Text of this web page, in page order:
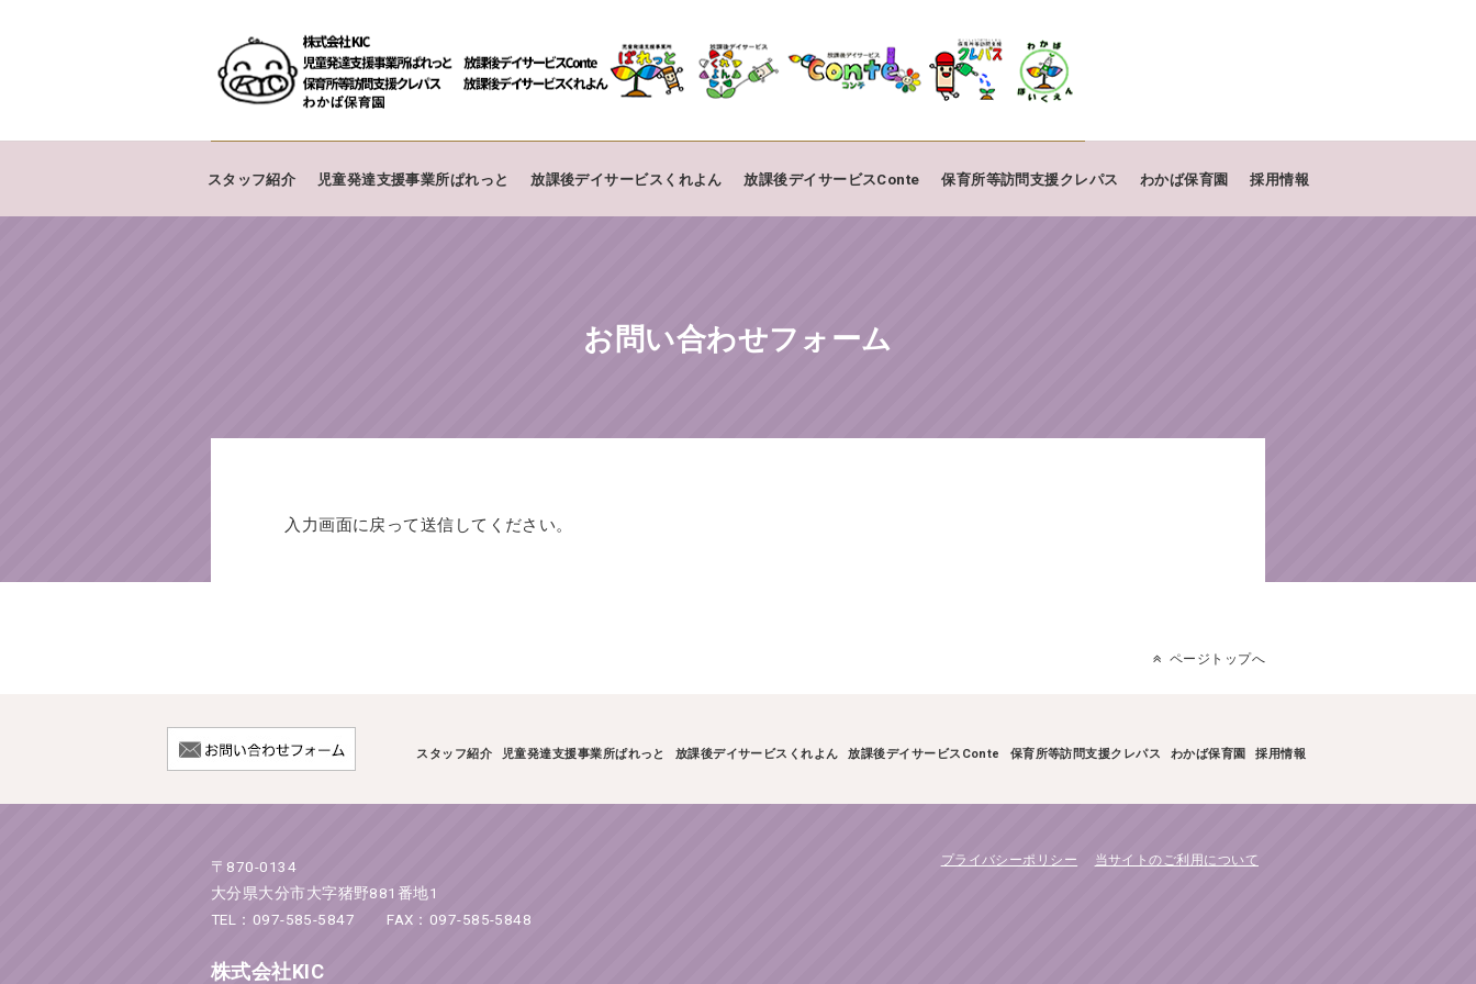
スタッフ紹介 児童発達支援事業所ぱれっと 放課後デイサービスくれよん 放課後デイサービスConte 保育所等訪問支援クレパス わかば保育園 採用情報
お問い合わせフォーム
入力画面に戻って送信してください。
ページトップへ
スタッフ紹介 児童発達支援事業所ぱれっと 放課後デイサービスくれよん 放課後デイサービスConte 保育所等訪問支援クレパス わかば保育園 採用情報
〒870-0134
大分県大分市大字猪野881番地1
TEL：097-585-5847 FAX：097-585-5848
プライバシーポリシー 当サイトのご利用について
株式会社KIC